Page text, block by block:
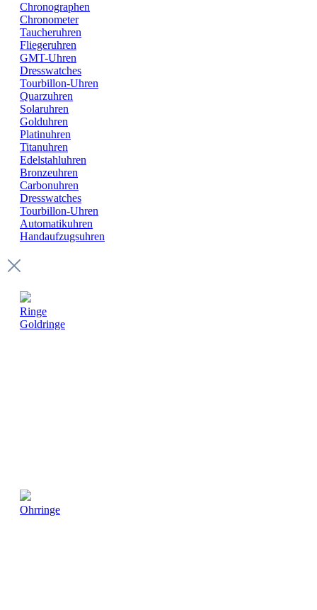
Chronographen
Chronometer
Taucheruhren
Fliegeruhren
GMT-Uhren
Dresswatches
Tourbillon-Uhren
Quarzuhren
Solaruhren
Golduhren
Platinuhren
Titanuhren
Edelstahluhren
Bronzeuhren
Carbonuhren
Dresswatches
Tourbillon-Uhren
Automatikuhren
Handaufzugsuhren
Ringe
Goldringe
Ohrringe